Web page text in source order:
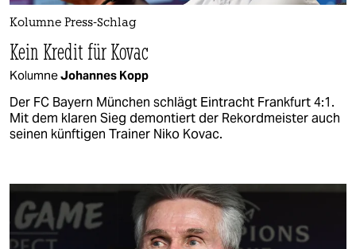
Kolumne Press-Schlag
Kein Kredit für Kovac
KolumneJohannes Kopp
Der FC Bayern München schlägt Eintracht Frankfurt 4:1.
Mit dem klaren Sieg demontiert der Rekordmeister auch
seinen künftigen Trainer Niko Kovac.